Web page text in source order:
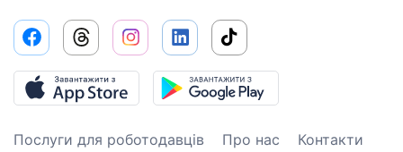
Послуги для роботодавців Про нас
Контакти